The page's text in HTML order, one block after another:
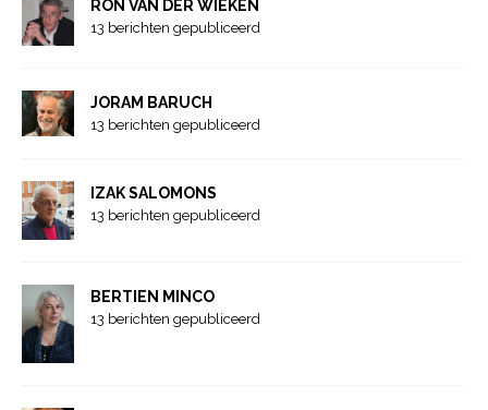
RON VAN DER WIEKEN
13 berichten gepubliceerd
JORAM BARUCH
13 berichten gepubliceerd
IZAK SALOMONS
13 berichten gepubliceerd
BERTIEN MINCO
13 berichten gepubliceerd